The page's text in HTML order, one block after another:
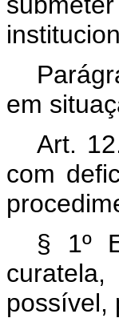
em
Art.
com
§ 1º
possível,